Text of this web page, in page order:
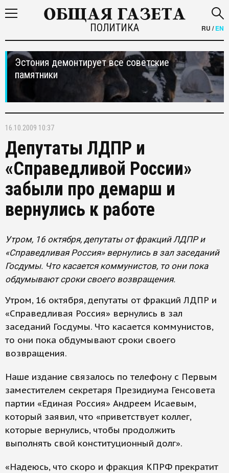
ПОЛИТИКА RU /EN
Эстония демонтирует все советские
памятники
16.10.2009 10:37
Депутаты ЛДПР и
«Справедливой России»
забыли про демарш и
вернулись к работе
Утром, 16 октября, депутаты от фракций ЛДПР и
«Справедливая Россия» вернулись в зал заседаний
Госдумы. Что касается коммунистов, то они пока
обдумывают сроки своего возвращения.
Утром, 16 октября, депутаты от фракций ЛДПР и
«Справедливая Россия» вернулись в зал
заседаний Госдумы. Что касается коммунистов,
то они пока обдумывают сроки своего
возвращения.
Наше издание связалось по телефону с Первым
заместителем секретаря Президиума Генсовета
партии «Единая Россия» Андреем Исаевым,
который заявил, что «приветствует коллег,
которые вернулись, чтобы продолжить
выполнять свой конституционный долг».
«Надеюсь, что скоро и фракция КПРФ прекратит